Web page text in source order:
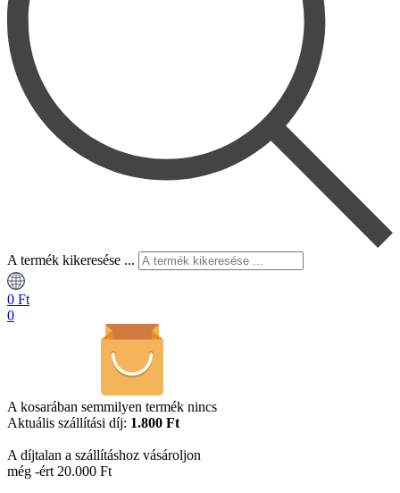
A termék kikeresése ...
0 Ft
0
A kosarában semmilyen termék nincs
Aktuális szállítási díj: 1.800 Ft
A díjtalan a szállításhoz vásároljon
még -ért 20.000 Ft